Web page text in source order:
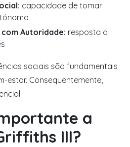
capacidade de tomar
Autoridade: resposta a
sociais são fundamentais
estar. Consequentemente,
a
III?